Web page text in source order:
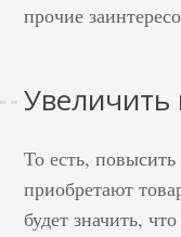
прочие
То есть,
приобретают
будет значить,